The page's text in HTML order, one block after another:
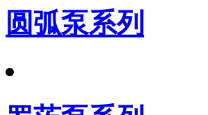
圆弧泵系列